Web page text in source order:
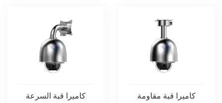
كاميرا قبة السرعة
كاميرا قبة مقاومة